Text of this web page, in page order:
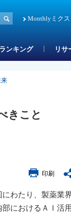
Monthlyミク
ンキング リサ
きこと
印刷
わたり、製薬業
におけるＡＩ活